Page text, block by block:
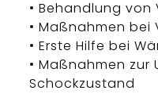
• Behandlung von
• Maßnahmen bei
• Erste Hilfe bei
• Maßnahmen zur
Schockzustand